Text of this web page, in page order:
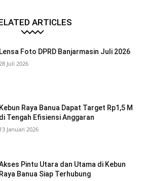
ARTICLES
Lensa Foto DPRD Banjarmasin Juli 2026
28 Juli 2026
Kebun Raya Banua Dapat Target Rp1,5 M
di Tengah Efisiensi Anggaran
13 Januari 2026
Pintu Utara dan Utama di Kebun
Raya Banua Siap Terhubung